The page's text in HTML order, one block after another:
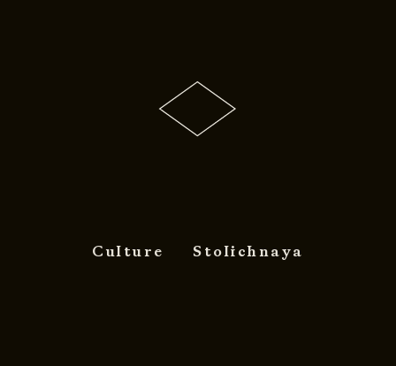
Culture Stolichnaya